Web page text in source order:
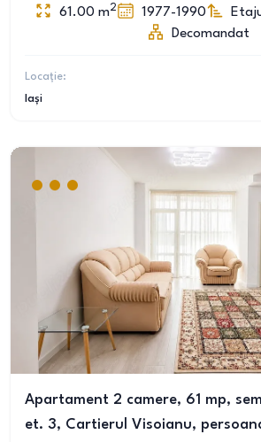
61.00 m2 1977-1990
Decomandat
Locație:
Iași
Apartament 2 camere, 61 mp,
et. 3, Cartierul Visoianu,